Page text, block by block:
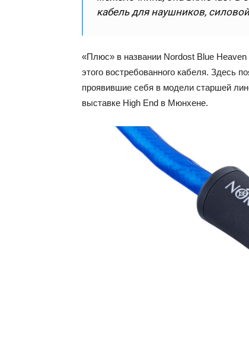
кабель для наушников,
«Плюс» в названии Nordost Blue
этого востребованного кабеля. Здесь
проявившие себя в модели старшей
выставке High End в Мюнхене.